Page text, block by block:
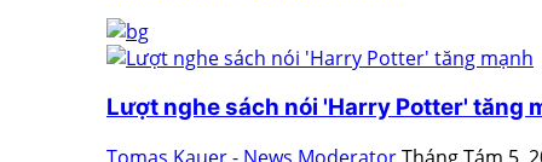
Lượt nghe sách nói 'Harry Potter' tăng